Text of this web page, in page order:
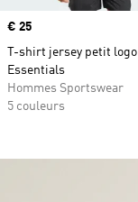
Prix
€ 25
T-shirt jersey petit logo
Essentials
Hommes Sportswear
5 couleurs